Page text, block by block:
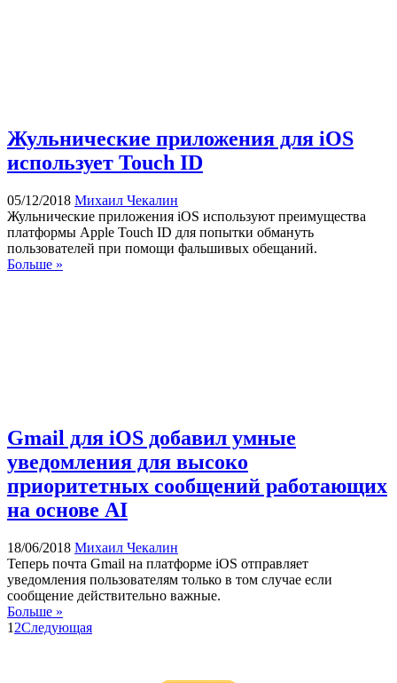
Жульнические приложения для iOS
использует Touch ID
05/12/2018 Михаил Чекалин
Жульнические приложения iOS используют преимущества
платформы Apple Touch ID для попытки обмануть
пользователей при помощи фальшивых обещаний.
Больше »
Gmail для iOS добавил умные
уведомления для высоко
приоритетных сообщений работающих
на основе AI
18/06/2018 Михаил Чекалин
Теперь почта Gmail на платформе iOS отправляет
уведомления пользователям только в том случае если
сообщение действительно важные.
Больше »
1 2Следующая